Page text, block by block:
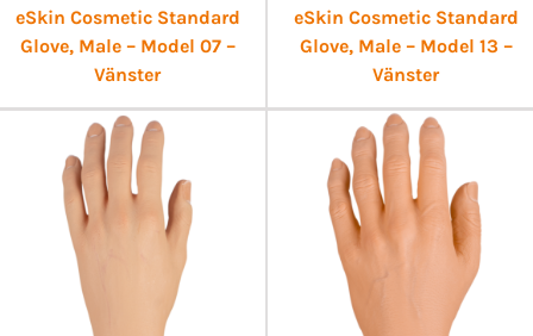
eSkin Cosmetic Standard
Glove, Male – Model 07 –
Vänster
eSkin Cosmetic Standard
Glove, Male – Model 13 –
Vänster